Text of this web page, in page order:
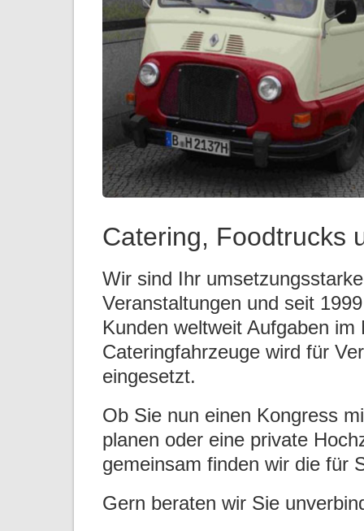
Catering, Foodtrucks
Wir sind Ihr
Veranstaltungen und seit
Kunden weltweit Aufgaben
Cateringfahrzeuge wird für
eingesetzt.
Ob Sie nun einen Kongress
planen oder eine private
gemeinsam finden wir die für
Gern beraten wir Sie